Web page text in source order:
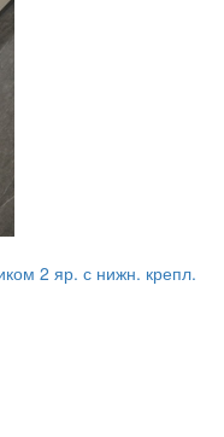
2 яр. с нижн. крепл.